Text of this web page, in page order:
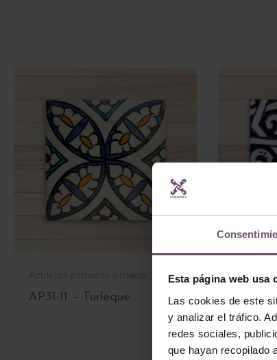
Esta página web usa
Las cookies de este
y analizar el tráfico.
redes sociales,
que hayan recopilado
AP31-11 – Turleque
Azulejos
AP21-